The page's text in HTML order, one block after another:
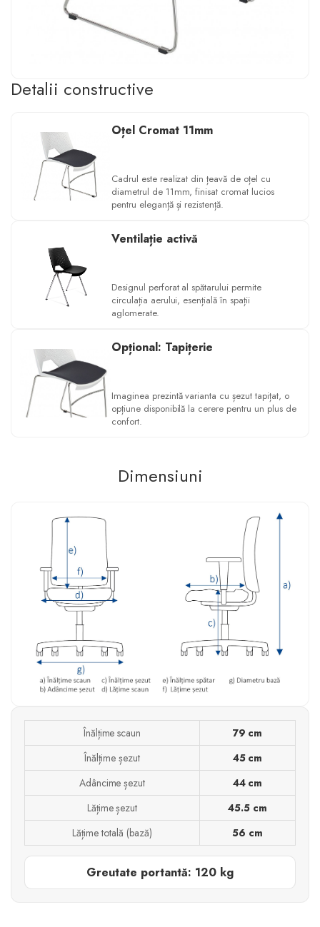
Detalii constructive
Oțel Cromat 11mm
Cadrul este realizat din țeavă de oțel cu
diametrul de 11mm, finisat cromat lucios
pentru eleganță și rezistență.
Ventilație activă
Designul perforat al spătarului permite
circulația aerului, esențială în spații
aglomerate.
Opțional: Tapițerie
Imaginea prezintă varianta cu șezut tapițat, o
opțiune disponibilă la cerere pentru un plus de
confort.
Dimensiuni
Înălțime scaun
79 cm
Înălțime șezut
45 cm
Adâncime șezut
44 cm
Lățime șezut
45.5 cm
Lățime totală (bază)
56 cm
Greutate portantă: 120 kg